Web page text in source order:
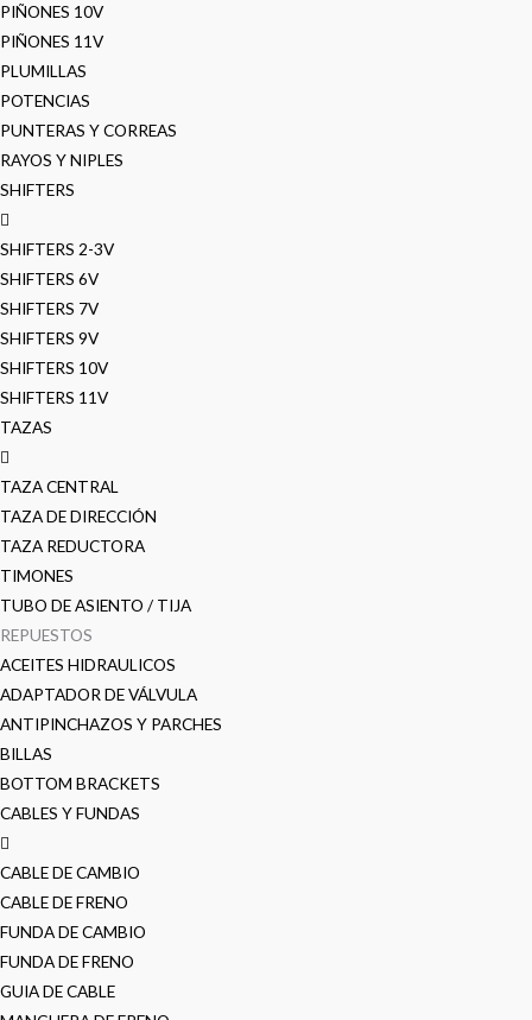
PIÑONES 10V
PIÑONES 11V
PLUMILLAS
POTENCIAS
PUNTERAS Y CORREAS
RAYOS Y NIPLES
SHIFTERS
SHIFTERS 2-3V
SHIFTERS 6V
SHIFTERS 7V
SHIFTERS 9V
SHIFTERS 10V
SHIFTERS 11V
TAZAS
TAZA CENTRAL
TAZA DE DIRECCIÓN
TAZA REDUCTORA
TIMONES
TUBO DE ASIENTO / TIJA
REPUESTOS
ACEITES HIDRAULICOS
ADAPTADOR DE VÁLVULA
ANTIPINCHAZOS Y PARCHES
BILLAS
BOTTOM BRACKETS
CABLES Y FUNDAS
CABLE DE CAMBIO
CABLE DE FRENO
FUNDA DE CAMBIO
FUNDA DE FRENO
GUIA DE CABLE